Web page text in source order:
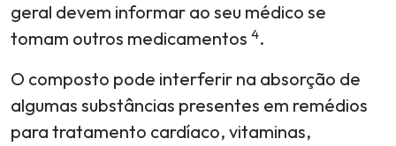
geral devem informar ao seu médico se
tomam outros medicamentos 4.
O composto pode interferir na absorção de
algumas substâncias presentes em remédios
para tratamento cardíaco, vitaminas,